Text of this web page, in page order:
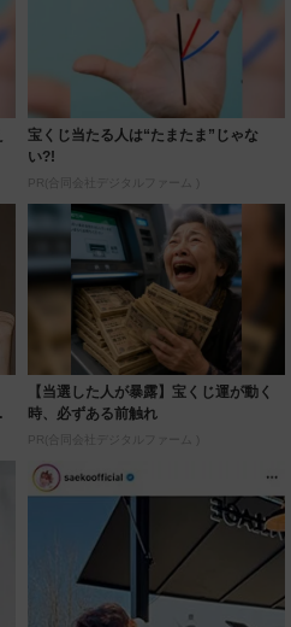
宝くじ当たる人は“たまたま”じゃな
い?!
PR(合同会社デジタルファーム )
【当選した人が暴露】宝くじ運が動く
時、必ずある前触れ
PR(合同会社デジタルファーム )